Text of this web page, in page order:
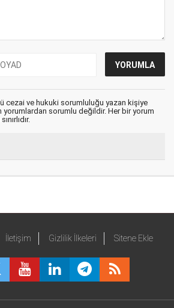
cezai ve hukuki sorumluluğu yazan kişiye
yorumlardan sorumlu değildir. Her bir yorum
İletişim Gizlilik İlkeleri Sitene Ekle